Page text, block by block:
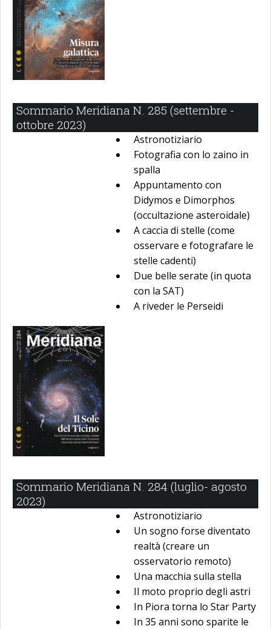
Sommario Meridiana N. 285 (settembre -
ottobre 2023)
Astronotiziario
Fotografia con lo zaino in
spalla
Appuntamento con
Didymos e Dimorphos
(occultazione asteroidale)
A caccia di stelle (come
osservare e fotografare le
stelle cadenti)
Due belle serate (in quota
con la SAT)
A riveder le Perseidi
Sommario Meridiana N. 284 (luglio- agosto
2023)
Astronotiziario
Un sogno forse diventato
realtà (creare un
osservatorio remoto)
Una macchia sulla stella
Il moto proprio degli astri
In Piora torna lo Star Party
In 35 anni sono sparite le